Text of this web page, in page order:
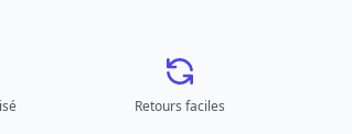
Retours faciles